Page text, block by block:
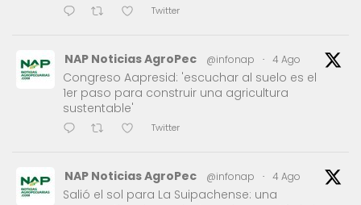
Twitter
NAP Noticias AgroPec @infonap · 4 Ago
Congreso Aapresid: 'escuchar al suelo es el
1er paso para construir una agricultura
sustentable'
Twitter
NAP Noticias AgroPec @infonap · 4 Ago
Salió el sol para La Suipachense: una